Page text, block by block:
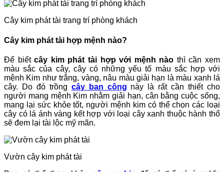
Cây kim phát tài trang trí phòng khách
Cây kim phát tài hợp mệnh nào?
Để biếtcây kim phát tài hợp với mệnh nào thì cần xem
màu sắc của cây, cây có những yếu tố màu sắc hợp với
mệnh Kim như trắng, vàng, nâu màu giải hạn là màu xanh lá
cây. Do đó trồng cây ban công này là rất cần thiết cho
người mang mệnh Kim nhằm giải hạn, cân bằng cuộc sống,
mang lại sức khỏe tốt, người mệnh kim có thể chọn các loại
cây có lá ánh vàng kết hợp với loại cây xanh thuộc hành thổ
sẽ đem lại tài lộc mỹ mãn.
Vườn cây kim phát tài